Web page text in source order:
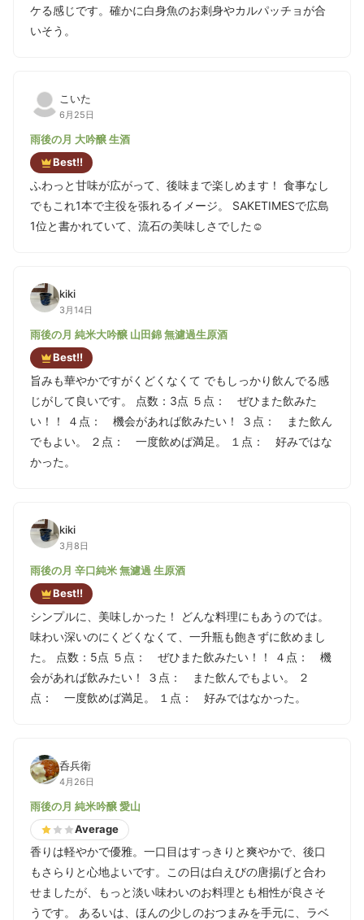
ケる感じです。確かに白身魚のお刺身やカルパッチョが合
いそう。
こいた
6月25日
雨後の月 大吟醸 生酒
Best!!
ふわっと甘味が広がって、後味まで楽しめます！ 食事なし
でもこれ1本で主役を張れるイメージ。 SAKETIMESで広島
1位と書かれていて、流石の美味しさでした☺️
kiki
3月14日
雨後の月 純米大吟醸 山田錦 無濾過生原酒
Best!!
旨みも華やかですがくどくなくて でもしっかり飲んでる感
じがして良いです。 点数：3点 ５点： ぜひまた飲みた
い！！ ４点： 機会があれば飲みたい！ ３点： また飲ん
でもよい。 ２点： 一度飲めば満足。 １点： 好みではな
かった。
kiki
3月8日
雨後の月 辛口純米 無濾過 生原酒
Best!!
シンプルに、美味しかった！ どんな料理にもあうのでは。
味わい深いのにくどくなくて、一升瓶も飽きずに飲めまし
た。 点数：5点 ５点： ぜひまた飲みたい！！ ４点： 機
会があれば飲みたい！ ３点： また飲んでもよい。 ２
点： 一度飲めば満足。 １点： 好みではなかった。
呑兵衛
4月26日
雨後の月 純米吟醸 愛山
Average
香りは軽やかで優雅。一口目はすっきりと爽やかで、後口
もさらりと心地よいです。この日は白えびの唐揚げと合わ
せましたが、もっと淡い味わいのお料理とも相性が良さそ
うです。 あるいは、ほんの少しのおつまみを手元に、ラベ